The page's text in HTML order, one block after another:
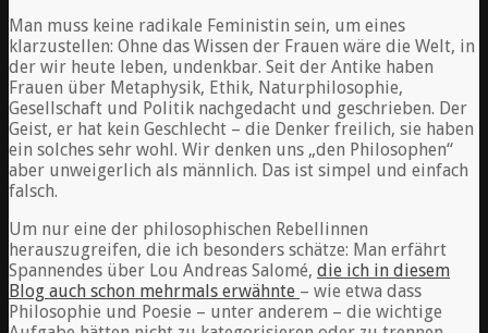
Man muss keine radikale Feministin sein, um eines
klarzustellen: Ohne das Wissen der Frauen wäre die Welt, in
der wir heute leben, undenkbar. Seit der Antike haben
Frauen über Metaphysik, Ethik, Naturphilosophie,
Gesellschaft und Politik nachgedacht und geschrieben. Der
Geist, er hat kein Geschlecht – die Denker freilich, sie haben
ein solches sehr wohl. Wir denken uns „den Philosophen“
aber unweigerlich als männlich. Das ist simpel und einfach
falsch.
Um nur eine der philosophischen Rebellinnen
herauszugreifen, die ich besonders schätze: Man erfährt
Spannendes über Lou Andreas Salomé, die ich in diesem
Blog auch schon mehrmals erwähnte – wie etwa dass
Philosophie und Poesie – unter anderem – die wichtige